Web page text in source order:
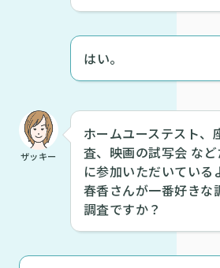
はい。
ザッキー
ホームユーステスト、
査、映画の試写会 な
に参加いただいている
春香さんが一番好きな
調査ですか？